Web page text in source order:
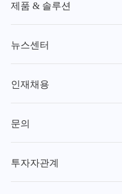
제품 & 솔루션
뉴스센터
인재채용
문의
투자자관계